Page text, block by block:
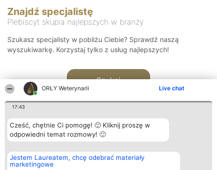
ORŁY Weterynarii Live chat
17:43
Cześć, chętnie Ci pomogę! 🙂 Kliknij proszę w
odpowiedni temat rozmowy! 🙂
Jestem Laureatem, chcę odebrać materiały
marketingowe
Znajdź specjalistę
Plebiscyt skupia najlepszych w branży
Szukasz specjalisty w pobliżu Ciebie? Sprawdź naszą
wyszukiwarkę. Korzystaj tylko z usług najlepszych!
Szukaj
Organizator plebiscytu
Bright Side Solutions sp. z o.
o. sp. k.
Plebiscyt
Laureaci
Kontakt
Kontakt